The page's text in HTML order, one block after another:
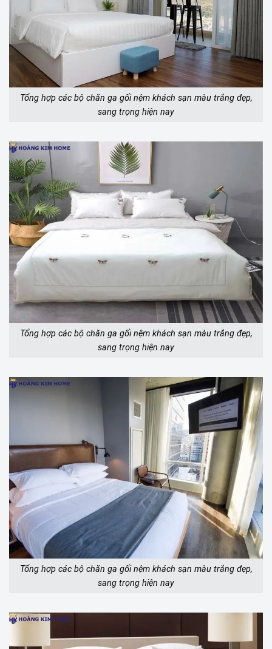
Tổng hợp các bộ chăn ga gối nệm khách sạn màu trắng đẹp,
sang trọng hiện nay
Tổng hợp các bộ chăn ga gối nệm khách sạn màu trắng đẹp,
sang trọng hiện nay
Tổng hợp các bộ chăn ga gối nệm khách sạn màu trắng đẹp,
sang trọng hiện nay